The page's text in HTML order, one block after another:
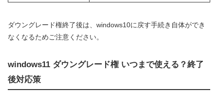
ダウングレード権終了後は、windows10に戻す手続き自体ができ
なくなるためご注意ください。
windows11 ダウングレード権 いつまで使える？終了
後対応策